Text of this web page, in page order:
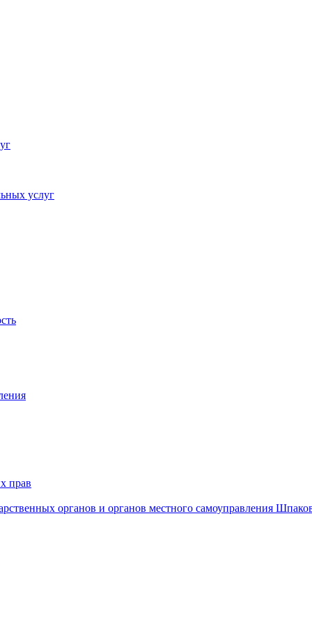
услуг
прав
органов и органов местного самоуправления